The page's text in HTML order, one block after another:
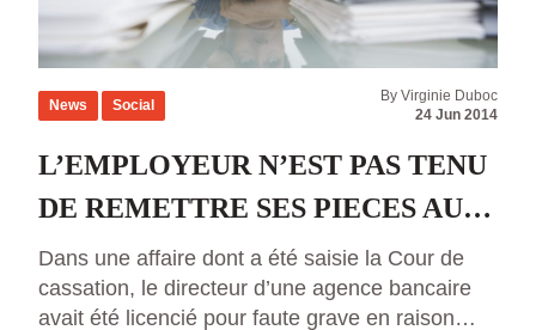
News Social
By Virginie Duboc
24 Jun 2014
L’EMPLOYEUR N’EST PAS TENU
DE REMETTRE SES PIECES AU
SALARIE AVANT LA TENUE DE
L’ENTRETIEN PREALABLE
Dans une affaire dont a été saisie la Cour de
cassation, le directeur d’une agence bancaire
avait été licencié pour faute grave en raison